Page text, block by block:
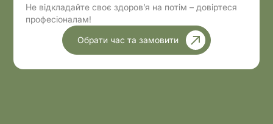
Не відкладайте своє здоров’я на потім – довіртеся
професіоналам!
Обрати час та замовити